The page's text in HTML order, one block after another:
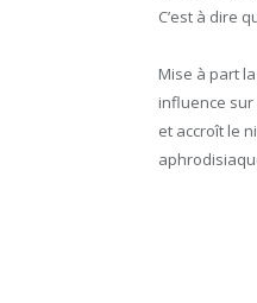
C’est à dire
Mise à part
influence sur
et accroît le